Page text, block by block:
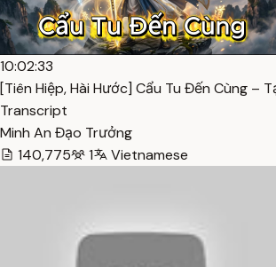
10:02:33
[Tiên Hiệp, Hài Hước] Cẩu Tu Đến Cùng –
Transcript
Minh An Đạo Trưởng
140,775
1 Vietnamese